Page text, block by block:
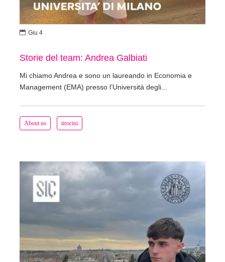
About us tirocini
Storie del team: Andrea Galbiati
Mi chiamo Andrea e sono un laureando in Economia e
Management (EMA) presso l’Università degli...
 Giu 4